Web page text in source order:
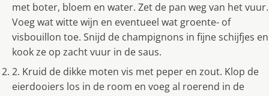
met boter, bloem en water. Zet de pan weg van het vuur.
Voeg wat witte wijn en eventueel wat groente- of
visbouillon toe. Snijd de champignons in fijne schijfjes en
kook ze op zacht vuur in de saus.
2. Kruid de dikke moten vis met peper en zout. Klop de
eierdooiers los in de room en voeg al roerend in de